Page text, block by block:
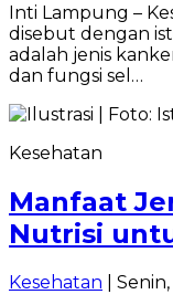
Inti Lampung –
disebut dengan
adalah jenis
dan fungsi sel…
Kesehatan
Manfaat
Nutrisi
Kesehatan |